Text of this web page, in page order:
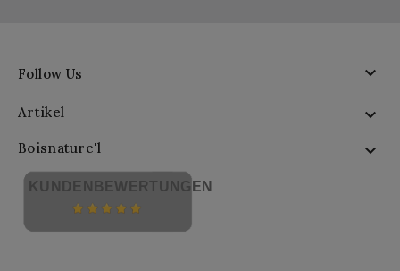
Follow Us 
Artikel 
Boisnature'l 
KUNDENBEWERTUNGEN